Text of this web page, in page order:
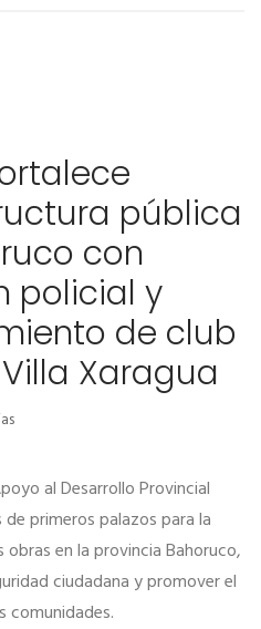
pública
con
policial y
de club
Xaragua
al Desarrollo Provincial
primeros palazos para la
en la provincia Bahoruco,
ciudadana y promover el
comunidades.